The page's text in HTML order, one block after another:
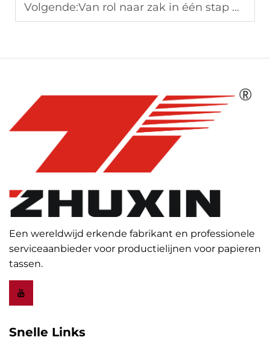
Volgende:Van rol naar zak in één stap — innovatieve papieren zakmachine
Een wereldwijd erkende fabrikant en professionele
serviceaanbieder voor productielijnen voor papieren
tassen.
Snelle Links